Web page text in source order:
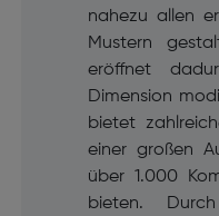
nahezu allen
Mustern
eröffnet
Dimension
bietet
einer großen
über 1.000
bieten.